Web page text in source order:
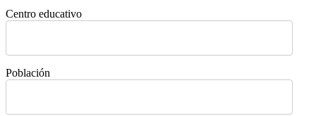
Centro educativo
Población